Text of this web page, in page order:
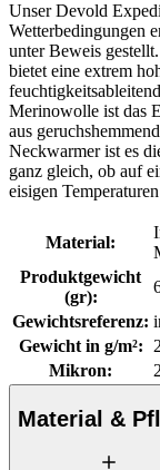
Unser Devold
Wetterbedingungen
unter Beweis
bietet eine extrem
Merinowolle ist das
aus
Neckwarmer ist es
ganz gleich, ob auf
eisigen
Material:
Produktgewicht
(gr):
Gewichtsreferenz:
Gewicht in g/m²:
Mikron:
Material &